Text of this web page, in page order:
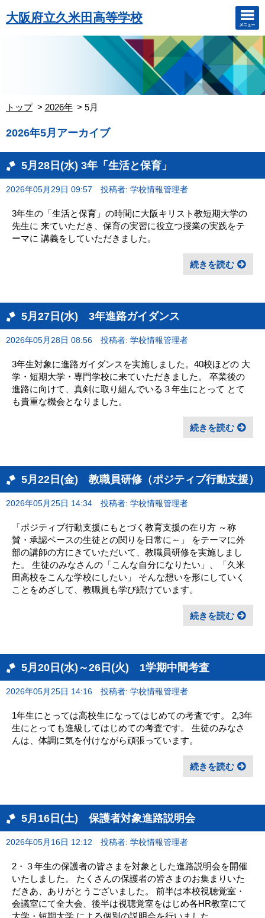
大阪府立久米田高等学校
トップ 2026年 5月
2026年5月アーカイブ
5月28日(水) 3年「生活と保育」
2026年05月29日 09:57 投稿者: 学校情報管理者
3年生の「生活と保育」の時間に大阪キリスト教短期大学の
先生に 来ていただき、保育の実習に役立つ授業の実践をテ
ーマに 講義をしていただきました。
続きを読む
5月27日(水) 3年進路ガイダンス
2026年05月28日 08:56 投稿者: 学校情報管理者
3年生対象に進路ガイダンスを実施しました。40校ほどの 大
学・短期大学・専門学校に来ていただきました。 卒業後の
進路に向けて、真剣に取り組んでいる３年生にとって とて
も貴重な機会となりました。
続きを読む
5月22日(金) 教職員研修（ポジティブ行動支援）
2026年05月25日 14:34 投稿者: 学校情報管理者
「ポジティブ行動支援にもとづく教育支援の在り方 ～称
賛・承認ベースの生徒との関りを日常に～」 をテーマに外
部の講師の方にきていただいて、教職員研修を実施しまし
た。 生徒のみなさんの「こんな自分になりたい」、「久米
田高校をこんな学校にしたい」 そんな想いを形にしていく
ことをめざして、教職員も学び続けています。
続きを読む
5月20日(水)～26日(火) 1学期中間考査
2026年05月25日 14:16 投稿者: 学校情報管理者
1年生にとっては高校生になってはじめての考査です。 2,3年
生にとっても進級してはじめての考査です。 生徒のみなさ
んは、体調に気を付けながら頑張っています。
続きを読む
5月16日(土) 保護者対象進路説明会
2026年05月16日 12:12 投稿者: 学校情報管理者
2・３年生の保護者の皆さまを対象とした進路説明会を開催
いたしました。 たくさんの保護者の皆さまのお集まりいた
だきあ、ありがとうございました。 前半は本校視聴覚室・
会議室にて全大会、後半は視聴覚室をはじめ各HR教室にて
大学・短期大学 による個別の説明会を行いました。